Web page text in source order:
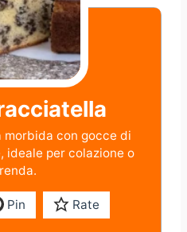
con gocce di
per colazione o
Pin Rate